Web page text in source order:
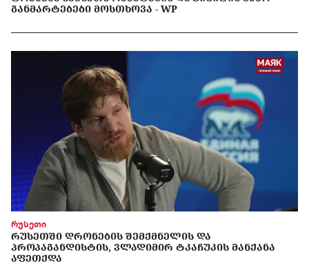
ᲒᲐᲜᲛᲐᲠᲢᲔᲑᲔᲑᲘ ᲛᲝᲡᲗᲮᲝᲕᲐ - WP
რუსეთი
ᲠᲣᲡᲔᲗᲨᲘ ᲓᲠᲝᲜᲔᲑᲘᲡ ᲨᲔᲛᲥᲛᲜᲔᲚᲘᲡ ᲓᲐ
ᲞᲠᲝᲞᲐᲒᲐᲜᲓᲘᲡᲢᲘᲡ, ᲕᲚᲐᲓᲘᲛᲘᲠ ᲢᲙᲐᲩᲣᲙᲘᲡ ᲛᲐᲜᲥᲐᲜᲐ
ᲐᲤᲔᲗᲥᲓᲐ